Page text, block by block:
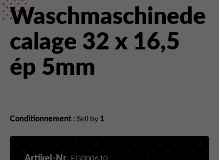
Waschmaschinede
calage 32 x 16,5
ép 5mm
Conditionnement : Sell by 1
Artikel-Nr. FG000610